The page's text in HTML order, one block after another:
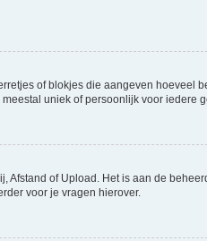
of blokjes die aangeven hoeveel
uniek of persoonlijk voor iedere
Afstand of Upload. Het is aan de
voor je vragen hierover.